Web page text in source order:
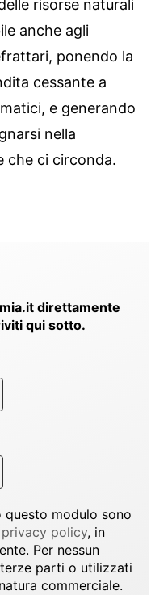
risorse naturali
anche agli
ponendo la
cessante a
e generando
nella
che ci circonda.
direttamente
qui sotto.
questo modulo sono
privacy policy, in
Per nessun
parti o utilizzati
commerciale.